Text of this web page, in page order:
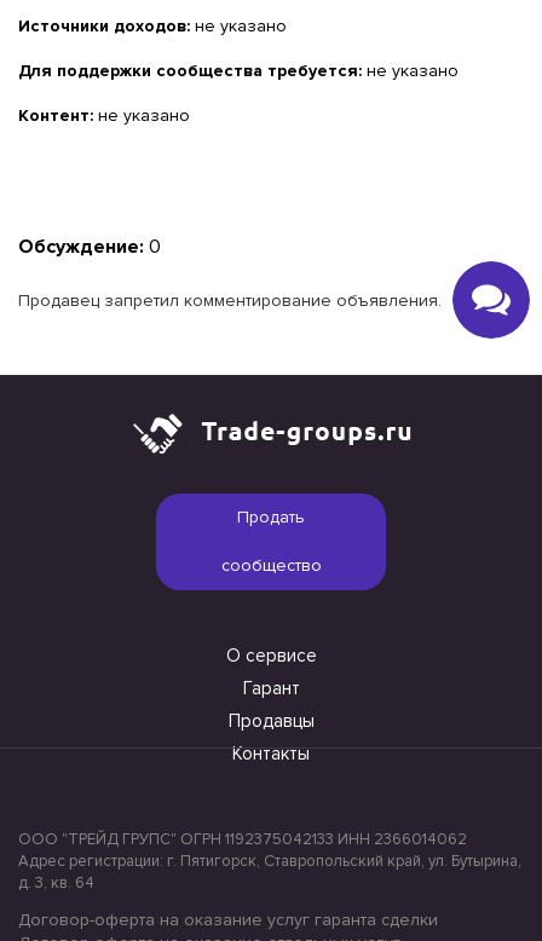
Источники доходов: не указано
Для поддержки сообщества требуется: не указано
Контент: не указано
Обсуждение: 0
Продавец запретил комментирование объявления.
Продать
сообщество
О сервисе
Гарант
Продавцы
Контакты
ООО "ТРЕЙД ГРУПС" ОГРН 1192375042133 ИНН 2366014062
Адрес регистрации: г. Пятигорск, Ставропольский край, ул. Бутырина,
д. 3, кв. 64
Договор-оферта на оказание услуг гаранта сделки